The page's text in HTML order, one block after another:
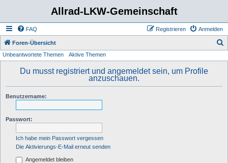
Allrad-LKW-Gemeinschaft
FAQ Anmelden
Registrieren
Foren-Übersicht
Unbeantwortete Themen Aktive Themen
Du musst registriert und angemeldet sein, um Profile
anzuschauen.
Benutzername:
Passwort:
Ich habe mein Passwort vergessen
Die Aktivierungs-E-Mail erneut senden
Angemeldet bleiben